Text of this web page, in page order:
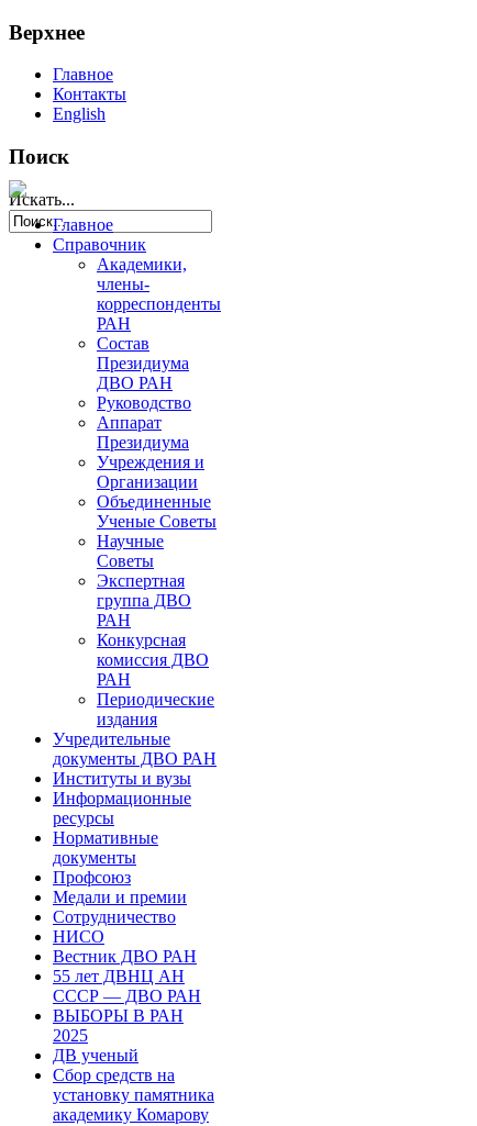
Верхнее
Главное
Контакты
English
Поиск
Искать...
Главное
Справочник
Академики,
члены-
корреспонденты
РАН
Состав
Президиума
ДВО РАН
Руководство
Аппарат
Президиума
Учреждения и
Организации
Объединенные
Ученые Советы
Научные
Советы
Экспертная
группа ДВО
РАН
Конкурсная
комиссия ДВО
РАН
Периодические
издания
Учредительные
документы ДВО РАН
Институты и вузы
Информационные
ресурсы
Нормативные
документы
Профсоюз
Медали и премии
Сотрудничество
НИСО
Вестник ДВО РАН
55 лет ДВНЦ АН
СССР — ДВО РАН
ВЫБОРЫ В РАН
2025
ДВ ученый
Сбор средств на
установку памятника
академику Комарову